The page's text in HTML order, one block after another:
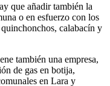
que añadir también la
o en esfuerzo con los
calabacín y
también una empresa,
de gas en botija,
en Lara y